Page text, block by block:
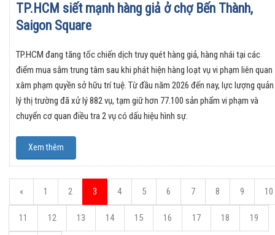
TP.HCM siết mạnh hàng giả ở chợ Bến Thành,
Saigon Square
TP.HCM đang tăng tốc chiến dịch truy quét hàng giả, hàng nhái tại các
điểm mua sắm trung tâm sau khi phát hiện hàng loạt vụ vi phạm liên quan
xâm phạm quyền sở hữu trí tuệ. Từ đầu năm 2026 đến nay, lực lượng quản
lý thị trường đã xử lý 882 vụ, tạm giữ hơn 77.100 sản phẩm vi phạm và
chuyển cơ quan điều tra 2 vụ có dấu hiệu hình sự.
Xem thêm
« 1 2 3 4 5 6 7 8 9 10
11 12 13 14 15 16 17 18 19